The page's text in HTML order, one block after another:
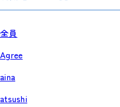
全員
Agree
aina
atsushi